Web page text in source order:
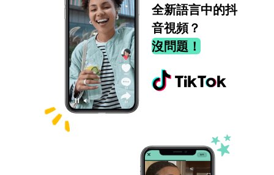
全新語言中的抖
音視頻？
沒問題！